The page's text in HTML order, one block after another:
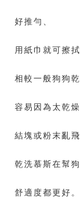
好推勻、
用紙巾就可擦拭
相較一般狗狗乾
容易因為太乾
結塊或粉末亂
乾洗慕斯在幫
舒適度都更好。